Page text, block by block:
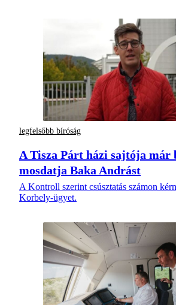
legfelsőbb bíróság
A Tisza Párt házi sajtója már
mosdatja Baka Andrást
A Kontroll szerint csúsztatás számon
Korbely-ügyet.